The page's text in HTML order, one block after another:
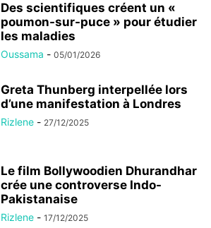
Des scientifiques créent un «
poumon-sur-puce » pour étudier
les maladies
Oussama - 05/01/2026
Greta Thunberg interpellée lors
d’une manifestation à Londres
Rizlene - 27/12/2025
Le film Bollywoodien Dhurandhar
crée une controverse Indo-
Pakistanaise
Rizlene - 17/12/2025